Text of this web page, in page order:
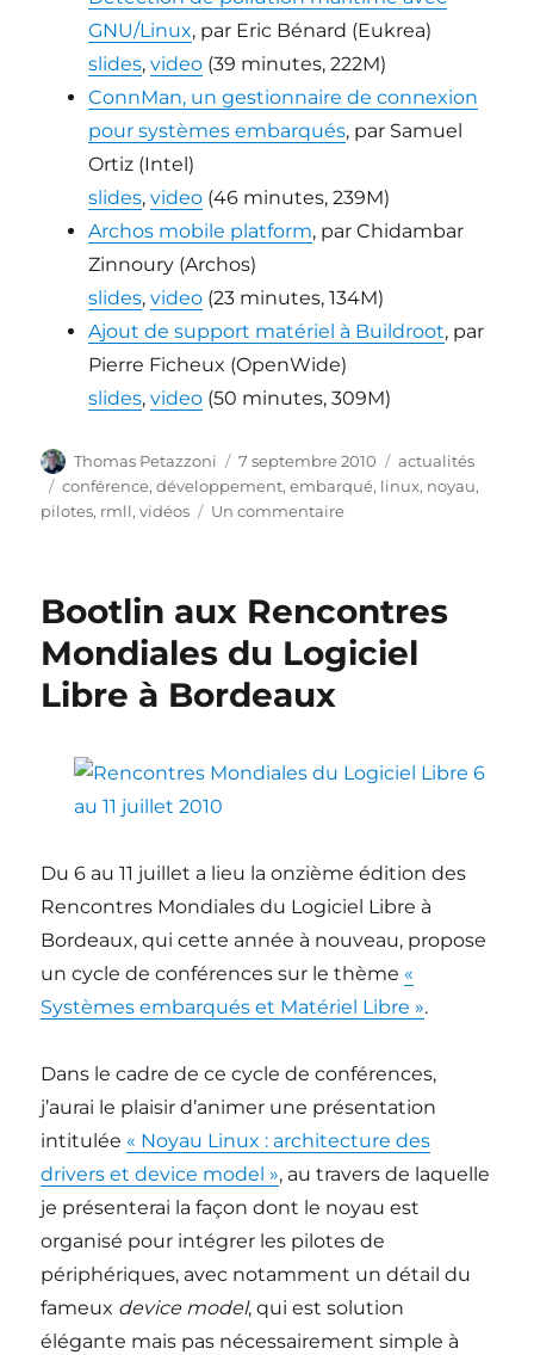
GNU/Linux, par Eric Bénard (Eukrea)
slides,video (39 minutes, 222M)
ConnMan, un gestionnaire de connexion
pour systèmes embarqués, par Samuel
Ortiz (Intel)
slides,video (46 minutes, 239M)
Archos mobile platform, par Chidambar
Zinnoury (Archos)
slides,video (23 minutes, 134M)
Ajout de support matériel à Buildroot, par
Pierre Ficheux (OpenWide)
slides,video (50 minutes, 309M)
Auteur
Thomas Petazzoni
Publié
le
7 septembre 2010 Catégories
actualités
Étiquettes
conférence,développement,embarqué, linux, noyau,
pilotes, rmll,vidéos Un commentairesur
Mondiales
du
Logiciel
Bootlin aux Rencontres
Mondiales du Logiciel
Libre à Bordeaux
Du 6 au 11 juillet a lieu la onzième édition des
Rencontres Mondiales du Logiciel Libre à
Bordeaux, qui cette année à nouveau, propose
un cycle de conférences sur le thème «
Systèmes embarqués et Matériel Libre ».
Dans le cadre de ce cycle de conférences,
j’aurai le plaisir d’animer une présentation
intitulée « Noyau Linux : architecture des
drivers et device model », au travers de laquelle
je présenterai la façon dont le noyau est
organisé pour intégrer les pilotes de
périphériques, avec notamment un détail du
fameux device model, qui est solution
élégante mais pas nécessairement simple à